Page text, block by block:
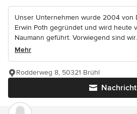
Unser Unternehmen wurde 2004 von
Erwin Poth gegründet und wird heute
Naumann geführt. Vorwiegend sind
Mehr
Nachricht
Rodderweg 8, 50321 Brühl